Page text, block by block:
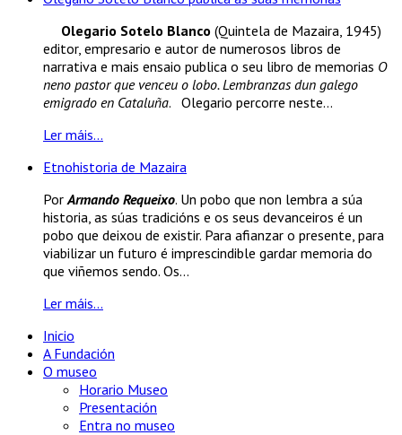
Olegario Sotelo Blanco (Quintela de Mazaira, 1945)
editor, empresario e autor de numerosos libros de
narrativa e mais ensaio publica o seu libro de memorias O
neno pastor que venceu o lobo. Lembranzas dun galego
emigrado en Cataluña. Olegario percorre neste...
Ler máis...
Etnohistoria de Mazaira
PorArmando Requeixo. Un pobo que non lembra a súa
historia, as súas tradicións e os seus devanceiros é un
pobo que deixou de existir. Para afianzar o presente, para
viabilizar un futuro é imprescindible gardar memoria do
que viñemos sendo. Os...
Ler máis...
Inicio
A Fundación
O museo
Horario Museo
Presentación
Entra no museo